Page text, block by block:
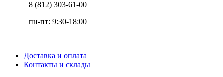
8 (812) 303-61-00
пн-пт: 9:30-18:00
Доставка и оплата
Контакты и склады